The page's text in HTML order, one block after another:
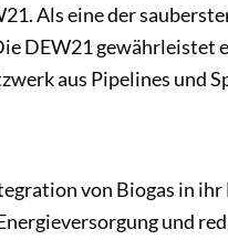
Als eine der
DEW21 gewährleistet
aus Pipelines und
von Biogas in ihr
und